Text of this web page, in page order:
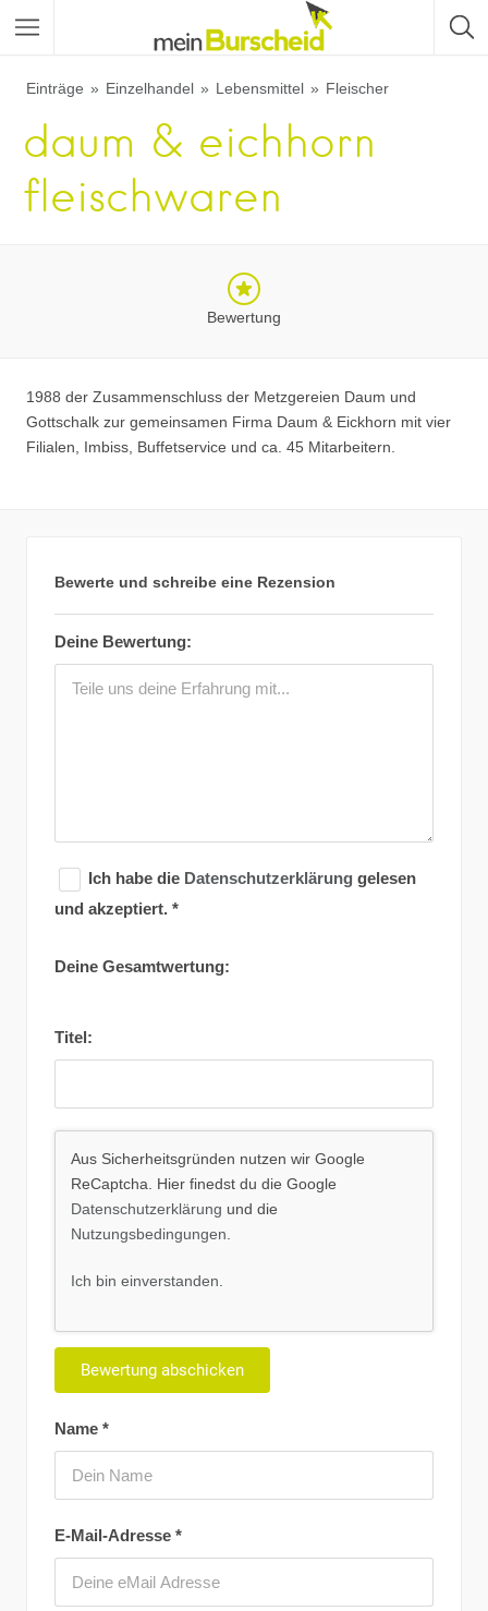
Einträge Einzelhandel Lebensmittel Fleischer
daum & eichhorn
fleischwaren
Bewertung
1988 der Zusammenschluss der Metzgereien Daum und
Gottschalk zur gemeinsamen Firma Daum & Eickhorn mit vier
Filialen, Imbiss, Buffetservice und ca. 45 Mitarbeitern.
Bewerte und schreibe eine Rezension
Deine Bewertung:
Name *
E-Mail-Adresse *
Ich habe die Datenschutzerklärung gelesen
und akzeptiert. *
Deine Gesamtwertung:
Titel:
Aus Sicherheitsgründen nutzen wir Google
ReCaptcha. Hier finedst du die Google
Datenschutzerklärung und die
Nutzungsbedingungen
Ich bin einverstanden